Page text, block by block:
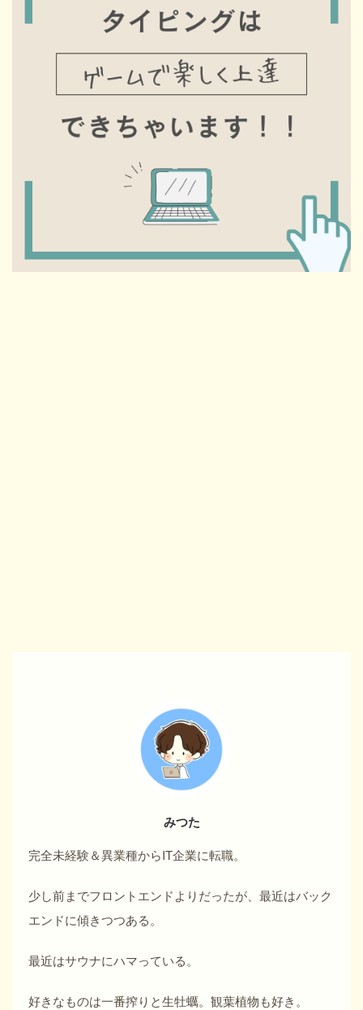
みつた
完全未経験＆異業種からIT企業に転職。
少し前までフロントエンドよりだったが、最近はバック
エンドに傾きつつある。
最近はサウナにハマっている。
好きなものは一番搾りと生牡蠣。観葉植物も好き。